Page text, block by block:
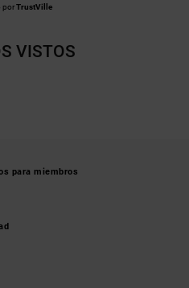
porTrustVille
VISTOS
para miembros